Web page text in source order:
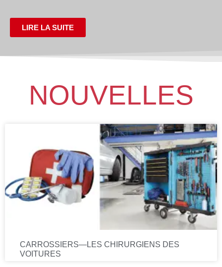
LIRE LA SUITE
NOUVELLES
CARROSSIERS—LES CHIRURGIENS DES
VOITURES